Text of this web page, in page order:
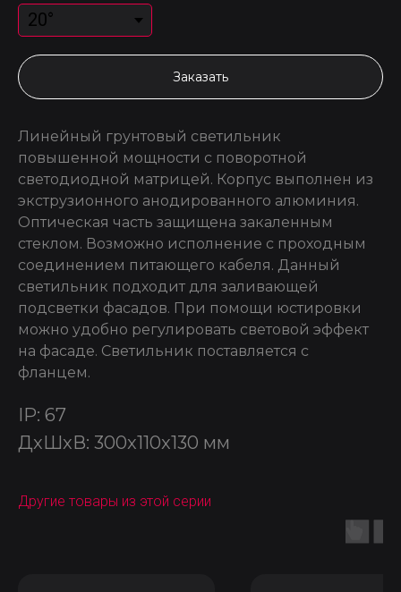
Заказать
Линейный грунтовый светильник
повышенной мощности с поворотной
светодиодной матрицей. Корпус выполнен из
экструзионного анодированного алюминия.
Оптическая часть защищена закаленным
стеклом. Возможно исполнение с проходным
соединением питающего кабеля. Данный
светильник подходит для заливающей
подсветки фасадов. При помощи юстировки
можно удобно регулировать световой эффект
на фасаде. Светильник поставляется с
фланцем.
IP: 67
ДxШxВ: 300x110x130 мм
Другие товары из этой серии